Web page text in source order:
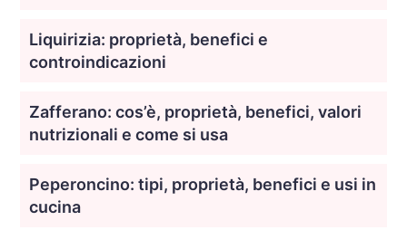
Liquirizia: proprietà, benefici e
controindicazioni
Zafferano: cos’è, proprietà, benefici, valori
nutrizionali e come si usa
Peperoncino: tipi, proprietà, benefici e usi in
cucina